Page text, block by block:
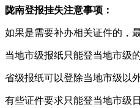
陇南登报挂失注意事项：
如果是需要补办相关证件的，
当地市级报纸只能登当地市级
省级报纸可以登除当地市级以
有些证件要求只能登当地市级